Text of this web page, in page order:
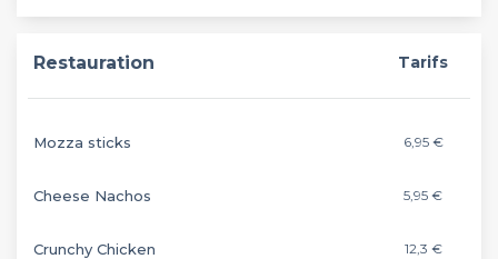
Restauration Tarifs
Mozza sticks 6,95 €
Cheese Nachos 5,95 €
Crunchy Chicken
12,3 €